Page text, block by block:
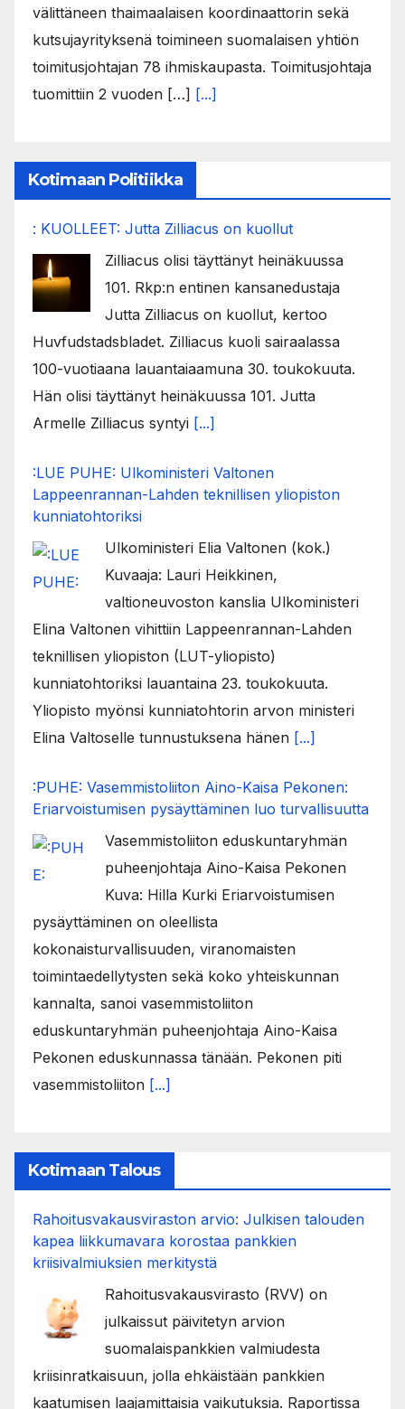
välittäneen thaimaalaisen koordinaattorin sekä
kutsujayrityksenä toimineen suomalaisen yhtiön
toimitusjohtajan 78 ihmiskaupasta. Toimitusjohtaja
tuomittiin 2 vuoden […] [...]
Kotimaan Politiikka
: KUOLLEET: Jutta Zilliacus on kuollut
Zilliacus olisi täyttänyt heinäkuussa
101. Rkp:n entinen kansanedustaja
Jutta Zilliacus on kuollut, kertoo
Huvfudstadsbladet. Zilliacus kuoli sairaalassa
100-vuotiaana lauantaiaamuna 30. toukokuuta.
Hän olisi täyttänyt heinäkuussa 101. Jutta
Armelle Zilliacus syntyi [...]
:LUE PUHE: Ulkoministeri Valtonen
Lappeenrannan-Lahden teknillisen yliopiston
kunniatohtoriksi
Ulkoministeri Elia Valtonen (kok.)
Kuvaaja: Lauri Heikkinen,
valtioneuvoston kanslia Ulkoministeri
Elina Valtonen vihittiin Lappeenrannan-Lahden
teknillisen yliopiston (LUT-yliopisto)
kunniatohtoriksi lauantaina 23. toukokuuta.
Yliopisto myönsi kunniatohtorin arvon ministeri
Elina Valtoselle tunnustuksena hänen [...]
:PUHE: Vasemmistoliiton Aino-Kaisa Pekonen:
Eriarvoistumisen pysäyttäminen luo turvallisuutta
Vasemmistoliiton eduskuntaryhmän
puheenjohtaja Aino-Kaisa Pekonen
Kuva: Hilla Kurki Eriarvoistumisen
pysäyttäminen on oleellista
kokonaisturvallisuuden, viranomaisten
toimintaedellytysten sekä koko yhteiskunnan
kannalta, sanoi vasemmistoliiton
eduskuntaryhmän puheenjohtaja Aino-Kaisa
Pekonen eduskunnassa tänään. Pekonen piti
vasemmistoliiton [...]
Kotimaan Talous
Rahoitusvakausviraston arvio: Julkisen talouden
kapea liikkumavara korostaa pankkien
kriisivalmiuksien merkitystä
Rahoitusvakausvirasto (RVV) on
julkaissut päivitetyn arvion
suomalaispankkien valmiudesta
kriisinratkaisuun, jolla ehkäistään pankkien
kaatumisen laajamittaisia vaikutuksia. Raportissa